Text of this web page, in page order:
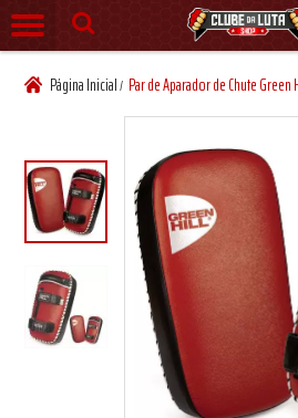
Página Inicial/ Par de Aparador de Chute